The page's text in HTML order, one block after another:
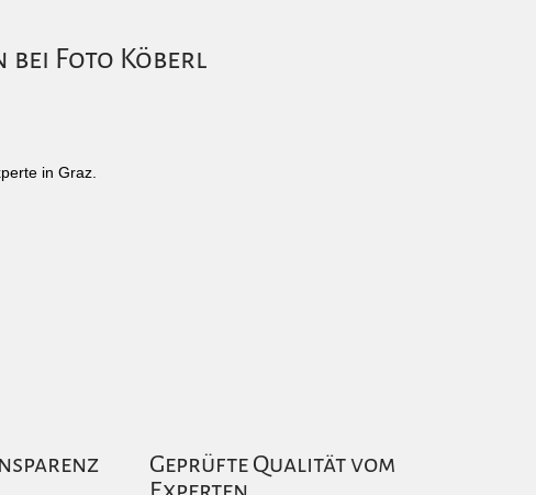
bei Foto Köberl
in Graz.
Geprüfte Qualität vom